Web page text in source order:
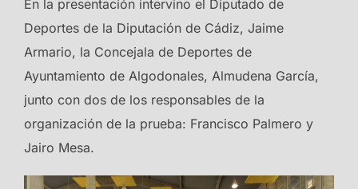
En la presentación intervino el Diputado de
Deportes de la Diputación de Cádiz, Jaime
Armario, la Concejala de Deportes de
Ayuntamiento de Algodonales, Almudena García,
junto con dos de los responsables de la
organización de la prueba: Francisco Palmero y
Jairo Mesa.